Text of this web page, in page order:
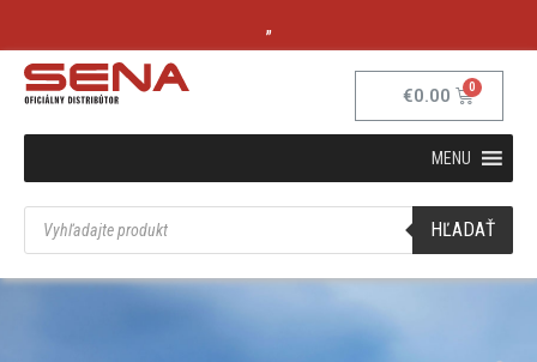
„
€0.00
MENU
HĽADAŤ